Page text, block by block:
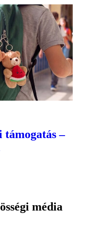
támogatás –
média